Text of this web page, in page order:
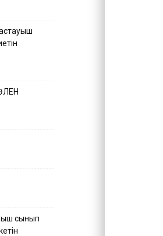
сынып